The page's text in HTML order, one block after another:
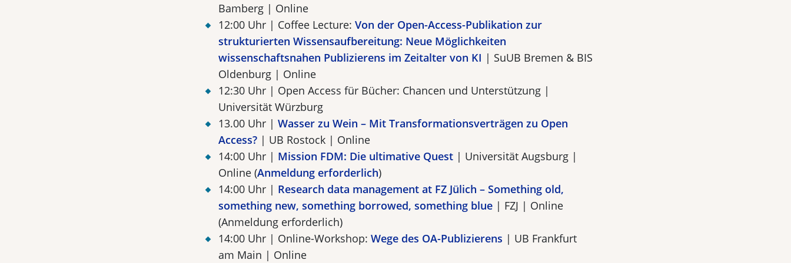
Bamberg | Online
12:00 Uhr | Coffee Lecture: Von der Open-Access-Publikation zur
strukturierten Wissensaufbereitung: Neue Möglichkeiten
wissenschaftsnahen Publizierens im Zeitalter von KI | SuUB Bremen & BIS
Oldenburg | Online
12:30 Uhr | Open Access für Bücher: Chancen und Unterstützung |
Universität Würzburg
13.00 Uhr | Wasser zu Wein – Mit Transformationsverträgen zu Open
Access? | UB Rostock | Online
14:00 Uhr | Mission FDM: Die ultimative Quest | Universität Augsburg |
Online (Anmeldung erforderlich)
14:00 Uhr | Research data management at FZ Jülich – Something old,
something new, something borrowed, something blue | FZJ | Online
(Anmeldung erforderlich)
14:00 Uhr | Online-Workshop: Wege des OA-Publizierens | UB Frankfurt
am Main | Online